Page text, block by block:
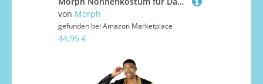
von Morph
gefunden bei Amazon Marketplace
44,95 €